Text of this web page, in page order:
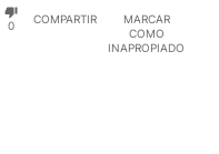
0
COMPARTIR
MARCAR
COMO
INAPROPIADO